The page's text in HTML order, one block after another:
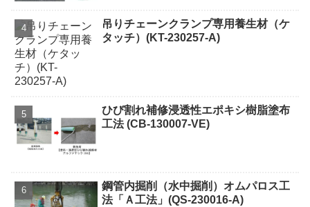
吊りチェーンクランプ専用養生材（ケ
タッチ）(KT-230257-A)
ひび割れ補修浸透性エポキシ樹脂塗布
工法 (CB-130007-VE)
鋼管内掘削（水中掘削）オムパロス工
法「Ａ工法」(QS-230016-A)